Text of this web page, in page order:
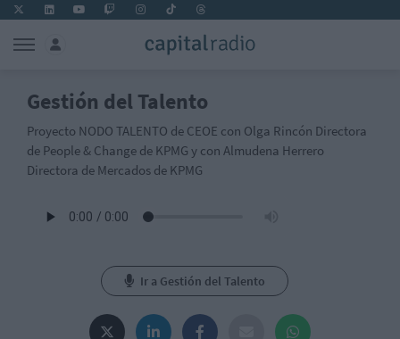
Gestión del Talento
Proyecto NODO TALENTO de CEOE con Olga Rincón Directora
de People & Change de KPMG y con Almudena Herrero
Directora de Mercados de KPMG
Ir a Gestión del Talento